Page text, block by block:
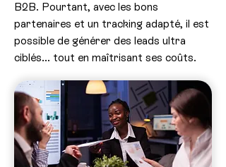
B2B. Pourtant, avec les bons
partenaires et un tracking adapté, il est
possible de générer des leads ultra
ciblés… tout en maîtrisant ses coûts.